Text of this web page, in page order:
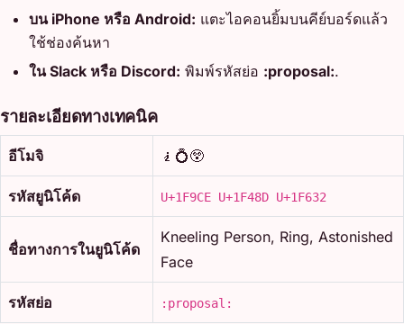
บน iPhone หรือ Android: แตะไอคอนยิ้มบนคีย์บอร์ดแล้ว
ใช้ช่องค้นหา
ใน Slack หรือ Discord: พิมพ์รหัสย่อ :proposal:.
รายละเอียดทางเทคนิค
อีโมจิ 🧎💍😲
รหัสยูนิโค้ด U+1F9CE U+1F48D U+1F632
ชื่อทางการในยูนิโค้ด
Kneeling Person, Ring, Astonished
Face
รหัสย่อ :proposal: